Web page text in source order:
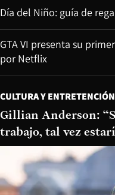
Día del Niño: guía de
GTA VI presenta su
por Netflix
CULTURA Y ENTRETENCIÓN
Gillian Anderson:
trabajo, tal vez